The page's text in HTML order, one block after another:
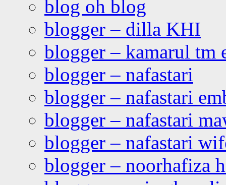
blog oh blog
blogger – dilla KHI
blogger – kamarul tm
blogger – nafastari
blogger – nafastari
blogger – nafastari
blogger – nafastari
blogger – noorhafiza